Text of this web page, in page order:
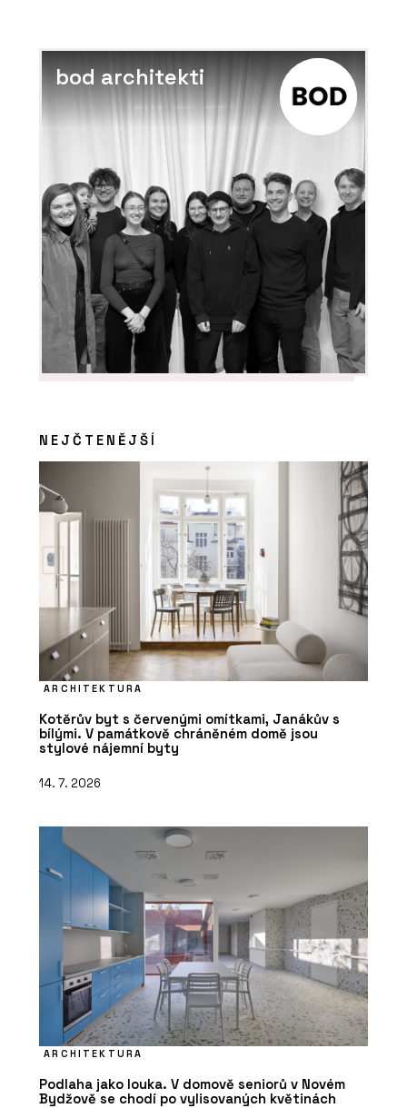
bod architekti
NEJČTENĚJŠÍ
ARCHITEKTURA
Kotěrův byt s červenými omítkami, Janákův s
bílými. V památkově chráněném domě jsou
stylové nájemní byty
14. 7. 2026
ARCHITEKTURA
Podlaha jako louka. V domově seniorů v Novém
Bydžově se chodí po vylisovaných květinách